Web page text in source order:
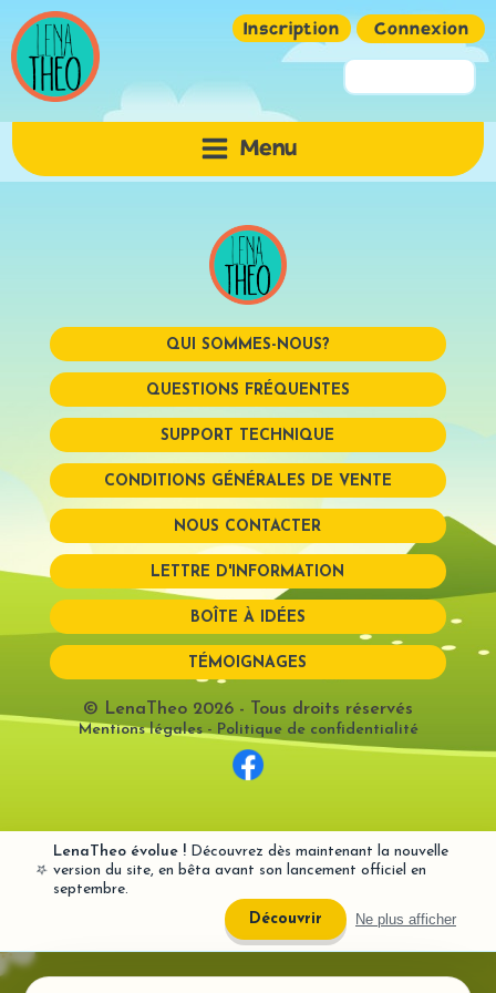
Inscription Connexion
Mot de passe
Mémoriser
Mot de passe perdu?
Menu
QUI SOMMES-NOUS?
QUESTIONS FRÉQUENTES
SUPPORT TECHNIQUE
CONDITIONS GÉNÉRALES DE VENTE
NOUS CONTACTER
LETTRE D'INFORMATION
BOÎTE À IDÉES
TÉMOIGNAGES
© LenaTheo 2026 - Tous droits réservés
Mentions légales-Politique de confidentialité
⭐
LenaTheo évolue ! Découvrez dès maintenant la nouvelle
version du site, en bêta avant son lancement officiel en
septembre.
Découvrir
Ne plus afficher